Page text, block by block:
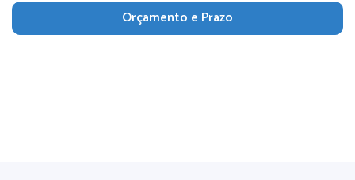
Orçamento e Prazo